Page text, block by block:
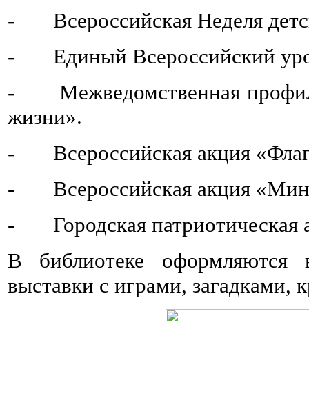
- Всероссийская Неделя
- Единый Всероссийский
- Межведомственная
жизни».
- Всероссийская акция
- Всероссийская акция
- Городская патриотическая
В библиотеке оформляются
выставки с играми, загадками,